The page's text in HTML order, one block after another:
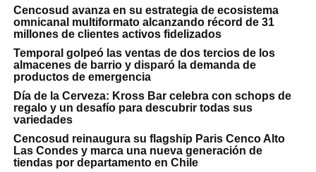
Cencosud avanza en su estrategia de ecosistema
omnicanal multiformato alcanzando récord de 31
millones de clientes activos fidelizados
Temporal golpeó las ventas de dos tercios de los
almacenes de barrio y disparó la demanda de
productos de emergencia
Día de la Cerveza: Kross Bar celebra con schops de
regalo y un desafío para descubrir todas sus
variedades
Cencosud reinaugura su flagship Paris Cenco Alto
Las Condes y marca una nueva generación de
tiendas por departamento en Chile